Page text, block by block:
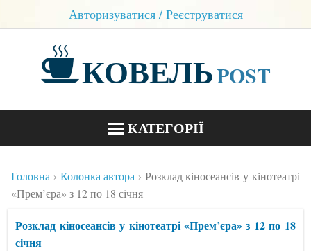
Авторизуватися / Реєструватися
КОВЕЛЬPOST
КАТЕГОРІЇ
БЛОГИ
КОНТАКТИ
Головна Колонка автора
Розклад кіносеансів у кінотеатрі
«Прем’єра» з 12 по 18 січня
Розклад кіносеансів у кінотеатрі «Прем’єра» з 12 по 18
січня